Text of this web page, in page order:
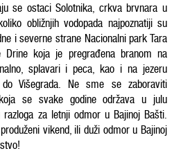
se ostaci Solotnika, crkva brvnara u
obližnjih vodopada najpoznatiji su
i severne strane Nacionalni park Tara
koja je pregrađena branom na
splavari i peca, kao i na jezeru
Višegrada. Ne sme se zaboraviti
se svake godine održava u julu
za letnji odmor u Bajinoj Bašti.
vikend, ili duži odmor u Bajinoj